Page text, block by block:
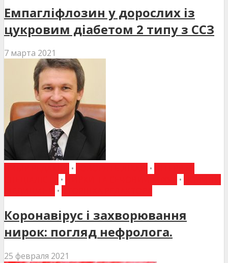
Емпагліфлозин у дорослих із
цукровим діабетом 2 типу з ССЗ
7 марта 2021
• •
• •
•
Коронавірус і захворювання
нирок: погляд нефролога.
25 февраля 2021